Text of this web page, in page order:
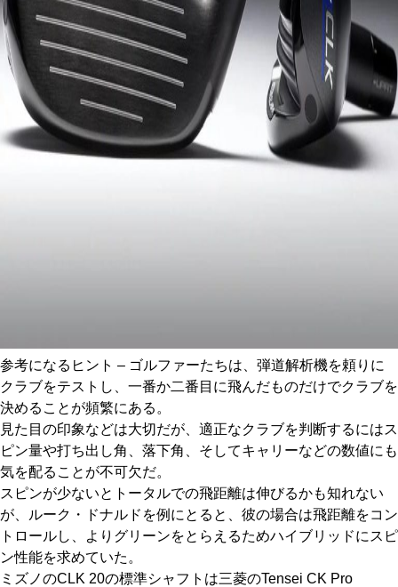
参考になるヒント – ゴルファーたちは、弾道解析機を頼りに
クラブをテストし、一番か二番目に飛んだものだけでクラブを
決めることが頻繁にある。
見た目の印象などは大切だが、適正なクラブを判断するにはス
ピン量や打ち出し角、落下角、そしてキャリーなどの数値にも
気を配ることが不可欠だ。
スピンが少ないとトータルでの飛距離は伸びるかも知れない
が、ルーク・ドナルドを例にとると、彼の場合は飛距離をコン
トロールし、よりグリーンをとらえるためハイブリッドにスピ
ン性能を求めていた。
ミズノのCLK 20の標準シャフトは三菱のTensei CK Pro